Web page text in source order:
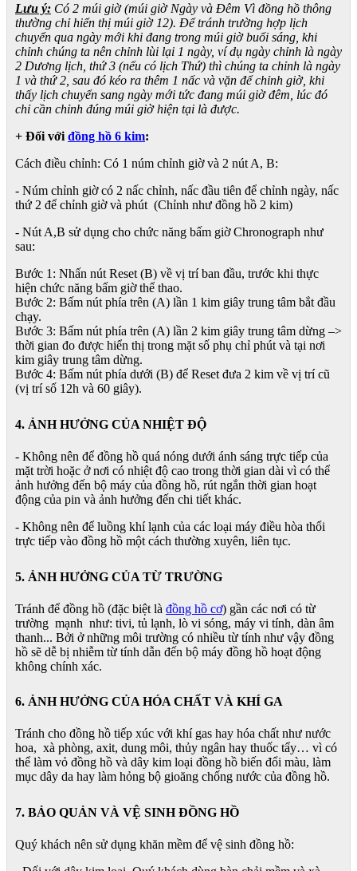
Lưu ý: Có 2 múi giờ (múi giờ Ngày và Đêm Vì đồng hồ thông
thường chỉ hiển thị múi giờ 12). Để tránh trường hợp lịch
chuyển qua ngày mới khi đang trong múi giờ buổi sáng, khi
chỉnh chúng ta nên chỉnh lùi lại 1 ngày, ví dụ ngày chỉnh là ngày
2 Dương lịch, thứ 3 (nếu có lịch Thứ) thì chúng ta chỉnh là ngày
1 và thứ 2, sau đó kéo ra thêm 1 nấc và vặn để chỉnh giờ, khi
thấy lịch chuyển sang ngày mới tức đang múi giờ đêm, lúc đó
chỉ cần chỉnh đúng múi giờ hiện tại là được.
+ Đối với đồng hồ 6 kim:
Cách điều chỉnh: Có 1 núm chỉnh giờ và 2 nút A, B:
- Núm chỉnh giờ có 2 nấc chỉnh, nấc đầu tiên để chỉnh ngày, nấc
thứ 2 để chỉnh giờ và phút (Chỉnh như đồng hồ 2 kim)
- Nút A,B sử dụng cho chức năng bấm giờ Chronograph như
sau:
Bước 1: Nhấn nút Reset (B) về vị trí ban đầu, trước khi thực
hiện chức năng bấm giờ thể thao.
Bước 2: Bấm nút phía trên (A) lần 1 kim giây trung tâm bắt đầu
chạy.
Bước 3: Bấm nút phía trên (A) lần 2 kim giây trung tâm dừng –>
thời gian đo được hiển thị trong mặt số phụ chỉ phút và tại nơi
kim giây trung tâm dừng.
Bước 4: Bấm nút phía dưới (B) để Reset đưa 2 kim về vị trí cũ
(vị trí số 12h và 60 giây).
4. ẢNH HƯỞNG CỦA NHIỆT ĐỘ
- Không nên để đồng hồ quá nóng dưới ánh sáng trực tiếp của
mặt trời hoặc ở nơi có nhiệt độ cao trong thời gian dài vì có thể
ảnh hưởng đến bộ máy của đồng hồ, rút ngắn thời gian hoạt
động của pin và ảnh hưởng đến chi tiết khác.
- Không nên để luồng khí lạnh của các loại máy điều hòa thổi
trực tiếp vào đồng hồ một cách thường xuyên, liên tục.
5. ẢNH HƯỞNG CỦA TỪ TRƯỜNG
Tránh để đồng hồ (đặc biệt là đồng hồ cơ) gần các nơi có từ
trường mạnh như: tivi, tủ lạnh, lò vi sóng, máy vi tính, dàn âm
thanh... Bởi ở những môi trường có nhiều từ tính như vậy đồng
hồ sẽ dễ bị nhiễm từ tính dẫn đến bộ máy đồng hồ hoạt động
không chính xác.
6. ẢNH HƯỞNG CỦA HÓA CHẤT VÀ KHÍ GA
Tránh cho đồng hồ tiếp xúc với khí gas hay hóa chất như nước
hoa, xà phòng, axit, dung môi, thủy ngân hay thuốc tẩy… vì có
thể làm vỏ đồng hồ và dây kim loại đồng hồ biến đổi màu, làm
mục dây da hay làm hỏng bộ gioăng chống nước của đồng hồ.
7. BẢO QUẢN VÀ VỆ SINH ĐỒNG HỒ
Quý khách nên sử dụng khăn mềm để vệ sinh đồng hồ: